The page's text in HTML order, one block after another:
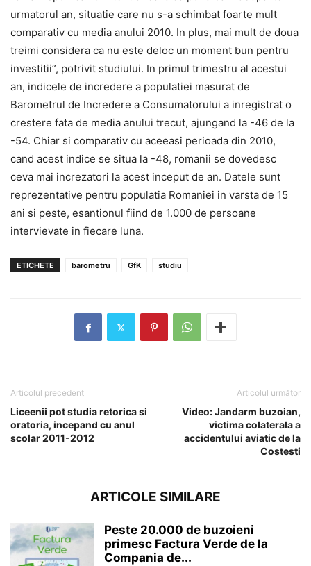
urmatorul an, situatie care nu s-a schimbat foarte mult
comparativ cu media anului 2010. In plus, mai mult de doua
treimi considera ca nu este deloc un moment bun pentru
investitii”, potrivit studiului. In primul trimestru al acestui
an, indicele de incredere a populatiei masurat de
Barometrul de Incredere a Consumatorului a inregistrat o
crestere fata de media anului trecut, ajungand la -46 de la
-54. Chiar si comparativ cu aceeasi perioada din 2010,
cand acest indice se situa la -48, romanii se dovedesc
ceva mai increzatori la acest inceput de an. Datele sunt
reprezentative pentru populatia Romaniei in varsta de 15
ani si peste, esantionul fiind de 1.000 de persoane
intervievate in fiecare luna.
ETICHETE barometru GfK studiu
Articolul precedent
Liceenii pot studia retorica si
oratoria, incepand cu anul
scolar 2011-2012
Articolul următor
Video: Jandarm buzoian,
victima colaterala a
accidentului aviatic de la
Costesti
ARTICOLE SIMILARE
Peste 20.000 de buzoieni
primesc Factura Verde de la
Compania de...